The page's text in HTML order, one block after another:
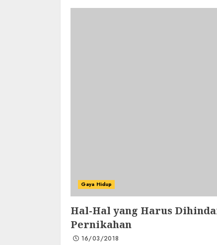
Gaya Hidup
Hal-Hal yang Harus
Pernikahan
16/03/2018